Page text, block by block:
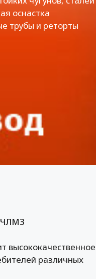
оснастка
трубы и реторты
ЧЛМЗ
высококачественное
различных